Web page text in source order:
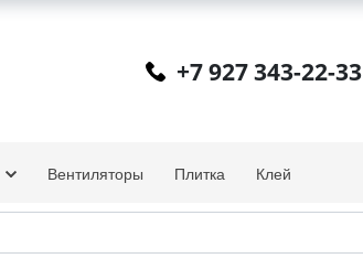
+7 927 343-22-33
Вентиляторы Плитка Клей